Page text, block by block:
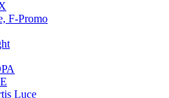
F-Promo
Luce